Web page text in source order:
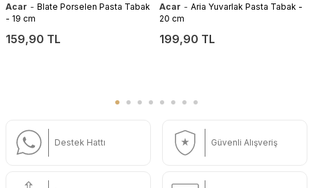
Acar - Blate Porselen Pasta Tabak
- 19 cm
159,90 TL
Acar - Aria Yuvarlak Pasta Tabak -
20 cm
199,90 TL
Destek Hattı Güvenli Alışveriş